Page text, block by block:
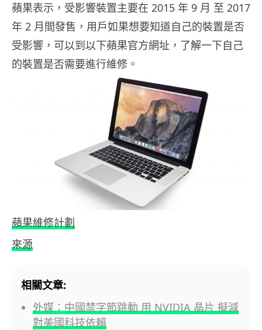
蘋果表示，受影響裝置主要在 2015 年 9 月 至 2017
年 2 月間發售，用戶如果想要知道自己的裝置是否
受影響，可以到以下蘋果官方網址，了解一下自己
的裝置是否需要進行維修。
蘋果維修計劃
來源
相關文章:
外媒：中國禁字節跳動 用 NVIDIA 晶片 擬減
對美國科技依賴